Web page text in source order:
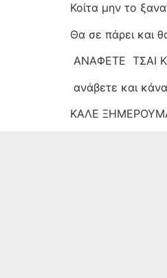
Κοίτα μην το
Θα σε πάρει και
ΑΝΑΦΕΤΕ ΤΣΑΙ
ανάβετε και
ΚΑΛΕ